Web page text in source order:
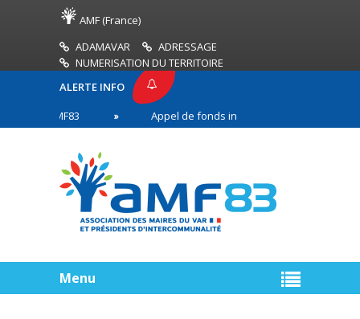
AMF (France)
ADAMAVAR
ADRESSAGE
NUMERISATION DU TERRITOIRE
ALERTE INFO
Appel de fonds incendies de forêt
première ligne
Menu